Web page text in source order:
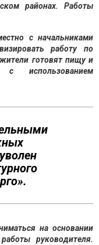
районах. Работы
с начальниками
работу по
готовят пищу и
использованием
на основании
руководителя.